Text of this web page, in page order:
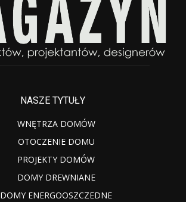
NASZE TYTUŁY
WNĘTRZA DOMÓW
OTOCZENIE DOMU
PROJEKTY DOMÓW
DOMY DREWNIANE
DOMY ENERGOOSZCZEDNE